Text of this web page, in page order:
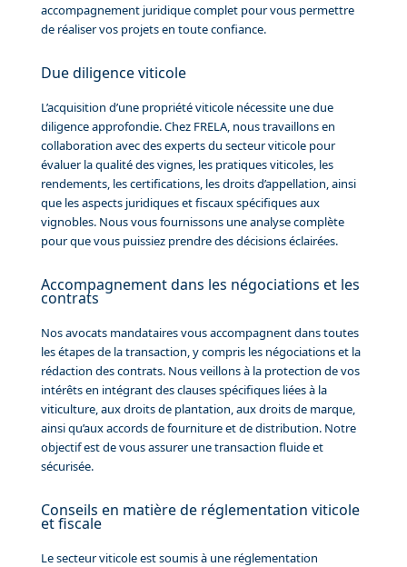
accompagnement juridique complet pour vous permettre
de réaliser vos projets en toute confiance.
Due diligence viticole
L’acquisition d’une propriété viticole nécessite une due
diligence approfondie. Chez FRELA, nous travaillons en
collaboration avec des experts du secteur viticole pour
évaluer la qualité des vignes, les pratiques viticoles, les
rendements, les certifications, les droits d’appellation, ainsi
que les aspects juridiques et fiscaux spécifiques aux
vignobles. Nous vous fournissons une analyse complète
pour que vous puissiez prendre des décisions éclairées.
Accompagnement dans les négociations et les
contrats
Nos avocats mandataires vous accompagnent dans toutes
les étapes de la transaction, y compris les négociations et la
rédaction des contrats. Nous veillons à la protection de vos
intérêts en intégrant des clauses spécifiques liées à la
viticulture, aux droits de plantation, aux droits de marque,
ainsi qu’aux accords de fourniture et de distribution. Notre
objectif est de vous assurer une transaction fluide et
sécurisée.
Conseils en matière de réglementation viticole
et fiscale
Le secteur viticole est soumis à une réglementation